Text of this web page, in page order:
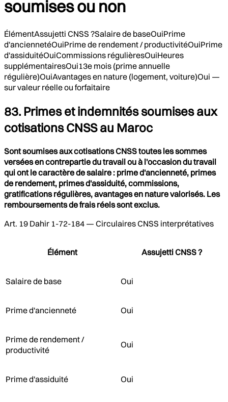
soumises ou non
ÉlémentAssujetti CNSS ?Salaire de baseOuiPrime
d'anciennetéOuiPrime de rendement / productivitéOuiPrime
d'assiduitéOuiCommissions régulièresOuiHeures
supplémentairesOui13e mois (prime annuelle
régulière)OuiAvantages en nature (logement, voiture)Oui —
sur valeur réelle ou forfaitaire
83. Primes et indemnités soumises aux
cotisations CNSS au Maroc
Sont soumises aux cotisations CNSS toutes les sommes
versées en contrepartie du travail ou à l'occasion du travail
qui ont le caractère de salaire : prime d'ancienneté, primes
de rendement, primes d'assiduité, commissions,
gratifications régulières, avantages en nature valorisés. Les
remboursements de frais réels sont exclus.
Art. 19 Dahir 1-72-184 — Circulaires CNSS interprétatives
Élément Assujetti CNSS ?
Salaire de base Oui
Prime d'ancienneté Oui
Prime de rendement /
productivité
Oui
Prime d'assiduité Oui